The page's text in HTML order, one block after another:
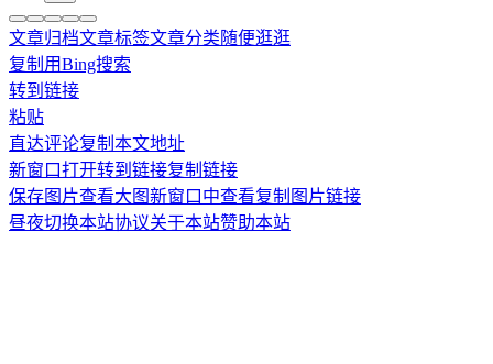
文章归档文章标签文章分类随便逛逛
复制 用Bing搜索
转到链接
粘贴
直达评论复制本文地址
新窗口打开转到链接复制链接
保存图片查看大图新窗口中查看复制图片链接
昼夜切换本站协议关于本站赞助本站